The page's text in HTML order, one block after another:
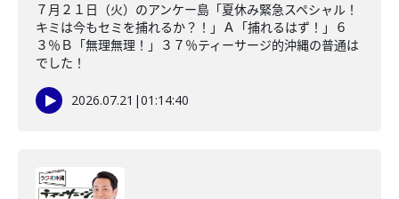
７月２１日（火）のアンケー島「夏休み緊急スペシャル！
キミは今もセミを捕れるか？！」Ａ「捕れるはず！」６
３％Ｂ「無理無理！」３７％ティーサージ的沖縄の普通は
でした！
2026.07.21 |01:14:40